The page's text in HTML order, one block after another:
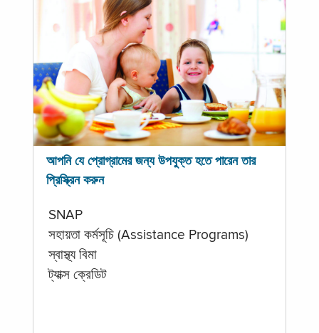
আপনি যে প্রোগ্রামের জন্য উপযুক্ত হতে পারেন তার
প্রিস্ক্রিন করুন
SNAP
সহায়তা কর্মসূচি (Assistance Programs)
স্বাস্থ্য বিমা
ট্যাক্স ক্রেডিট